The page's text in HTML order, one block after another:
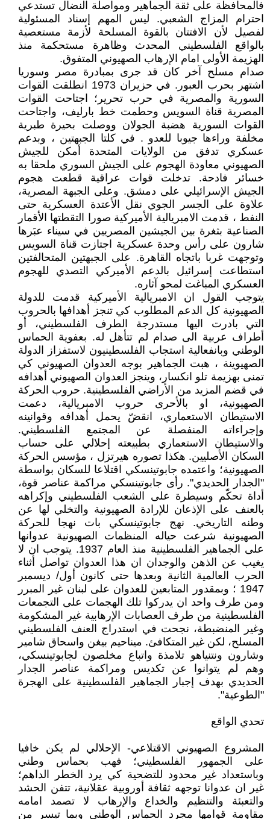
فالمحافظة على ثقة الجماهير ومواصلة النضال تستدعي
احترام المزاج الشعبي. ليس المهم إسناد المسئولية
لفصيل لأن الافتتان بالقوة المسلحة لأزمة مستعصية
بالواقع الفلسطيني المحدث وظاهرة مستحكمة منذ
الهزيمة الأولى امام الإرهاب الصهيوني المتفوق.
صدام مسلح آخر كان قد جرى بمبادرة مصر وسوريا
اشتهر بحرب العبور. في حزيران 1973 انطلقت القوات
السورية والمصرية في حرب تحرير؛ اجتاحت القوات
المصرية قناة السويس وحطمت خط بارليف، واجتاحت
القوات السورية هضبة الجولان ووصلت بحيرة طبرية
مخلفة وراءها جيوبا للعدو . في كلتا الجبهتين ، وبدعم
عسكري تدفق من الولايات المتحدة أمكن للجيش
الصهيوني معاودة الهجوم على الجيش السوري ملحقا به
خسائر فادحة. تدخلت قوات عراقية قطعت هجوم
الجيش الإسرائيلي على دمشق. وعلى الجبهة المصرية،
علاوة على الجسر الجوي نقل الأعتدة العسكرية حتى
النفط ، قدمت الامبريالية الأميركية صورا التقطتها الأقمار
الصناعية بثغرة بين الجيشين المصريين في سيناء عبَرها
شارون على رأس وحدة عسكرية اجتازت قناة السويس
وتوجهت غربا باتجاه القاهرة. على الجبهتين المتحالفتين
استطاعت إسرائيل بالدعم الأميركي التصدي للهجوم
العسكري المباغت لمحو آثاره.
يتوجب القول ان الامبريالية الأميركية قدمت للدولة
الصهيونية كل الدعم المطلوب كي تنجز أهدافها بالحروب
التي بادرت اليها مستدرجة الطرف الفلسطيني، أو
أطراف عربية الى صدام لم تتأهل له. بعفوية الحماس
الوطني وبانفعالية استجاب الفلسطينيون لاستفزاز الدولة
الصهيوينة ، هبت الجماهير بوجه العدوان الصهيوني كي
تمنى بهزيمة تلو انكسار، وينجز العدوان الصهيوني أهدافه
في قضم المزيد من الأراضي الفلسطينية. حروب الحركة
الصهيونية، او بالأحرى حروب الامبريالية، دعمت
الاستيطان الاستعماري، انقضّ يحمل أهدافه وقوانينه
وإجراءاته المنفصلة عن المجتمع الفلسطيني.
والاستيطان الاستعماري بطبيعته إحلالي على حساب
السكان الأصليين. هكذا تصوره هيرتزل ، مؤسس الحركة
الصهيونية؛ واعتمده جابوتينسكي اقتلاعا للسكان بواسطة
"الجدار الحديدي". رأى جابوتينسكي مراكمة عناصر قوة،
أداة تحكّم وسيطرة على الشعب الفلسطيني وإكراهه
بالعنف على الإذعان للإرادة الصهيونية والتخلي لها عن
وطنه التاريخي. نهج جابوتينسكي بات نهجا للحركة
الصهيونية شرعت حياله المنظمات الصهيونية عدوانها
على الجماهير الفلسطينية منذ العام 1937. يتوجب ان لا
يغيب عن الذهن والوجدان ان هذا العدوان تواصل أثناء
الحرب العالمية الثانية وبعدها حتى كانون أول/ ديسمبر
1947 ؛ وبمقدور المتابعين للعدوان على لبنان غير المبرر
ومن طرف واحد ان يدركوا تلك الهجمات على التجمعات
الفلسطينية من طرف العصابات الإرهابية غير المشكومة
وغير المنضبطة، نجحت في استدراج العنف الفلسطيني
المسلح، لكن غير المتكافئ. ميناحيم بيغن واسحاق شامير
وشارون ونتنياهو تلامذة واتباع مخلصون لجابوتينسكي،
وهم لم يتوانوا عن تكديس ومراكمة عناصر الجدار
الحديدي بهدف إجبار الجماهير الفلسطينية على الهجرة
"الطوعية".
تحدي الواقع
المشروع الصهيوني الاقتلاعي- الإحلالي لم يكن خافيا
على الجمهور الفلسطيني؛ فهب بحماس وطني
وباستعداد غير محدود للتضحية كي يرد الخطر الداهم؛
غير ان عدوانا توجهه ثقافة أوروبية عقلانية، تتفن الحشد
والتعبئة والتنظيم والخداع والإرهاب لا تصمد امامه
مقاومة قوامها مجرد الحماس الوطني وبما تيسر من